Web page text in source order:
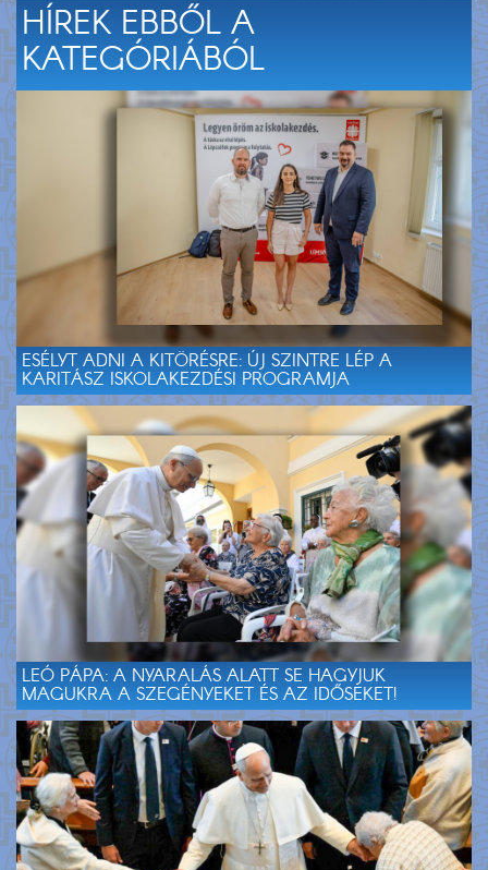
HÍREK EBBŐL A
KATEGÓRIÁBÓL
ESÉLYT ADNI A KITÖRÉSRE: ÚJ SZINTRE LÉP A
KARITÁSZ ISKOLAKEZDÉSI PROGRAMJA
LEÓ PÁPA: A NYARALÁS ALATT SE HAGYJUK
MAGUKRA A SZEGÉNYEKET ÉS AZ IDŐSEKET!